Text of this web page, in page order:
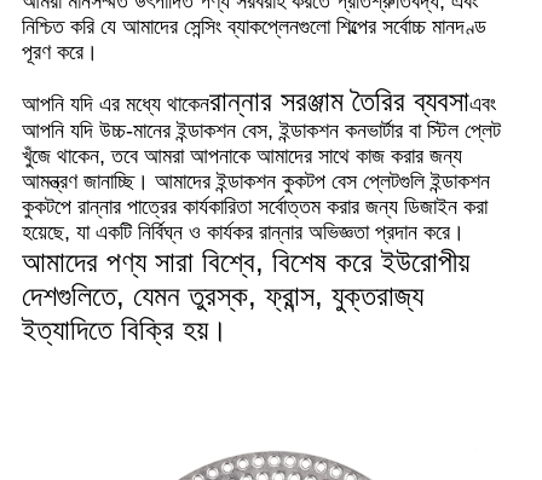
নিশ্চিত করি যে আমাদের সেন্সিং ব্যাকপ্লেনগুলো শিল্পের সর্বোচ্চ মানদণ্ড
পূরণ করে।
আপনি যদি এর মধ্যে থাকেনরান্নার সরঞ্জাম তৈরির ব্যবসাএবং
আপনি যদি উচ্চ-মানের ইন্ডাকশন বেস, ইন্ডাকশন কনভার্টার বা স্টিল প্লেট
খুঁজে থাকেন, তবে আমরা আপনাকে আমাদের সাথে কাজ করার জন্য
আমন্ত্রণ জানাচ্ছি। আমাদের ইন্ডাকশন কুকটপ বেস প্লেটগুলি ইন্ডাকশন
কুকটপে রান্নার পাত্রের কার্যকারিতা সর্বোত্তম করার জন্য ডিজাইন করা
হয়েছে, যা একটি নির্বিঘ্ন ও কার্যকর রান্নার অভিজ্ঞতা প্রদান করে।
আমাদের পণ্য সারা বিশ্বে, বিশেষ করে ইউরোপীয়
দেশগুলিতে, যেমন তুরস্ক, ফ্রান্স, যুক্তরাজ্য
ইত্যাদিতে বিক্রি হয়।